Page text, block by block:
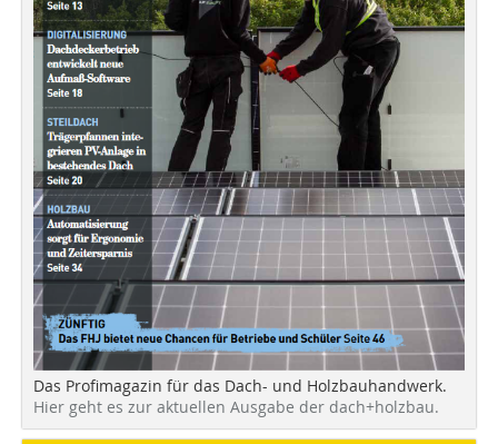
Das Profimagazin für das Dach- und Holzbauhandwerk.
Hier geht es zur aktuellen Ausgabe der dach+holzbau.